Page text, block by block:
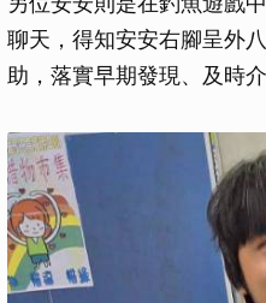
聊天，得知安安右腳呈外
助，落實早期發現、及時介